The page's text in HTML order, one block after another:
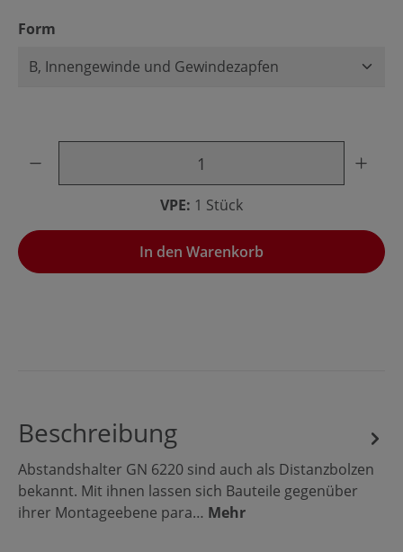
Form
VPE: 1 Stück
In den Warenkorb
Beschreibung
Abstandshalter GN 6220 sind auch als Distanzbolzen
bekannt. Mit ihnen lassen sich Bauteile gegenüber
ihrer Montageebene para… Mehr